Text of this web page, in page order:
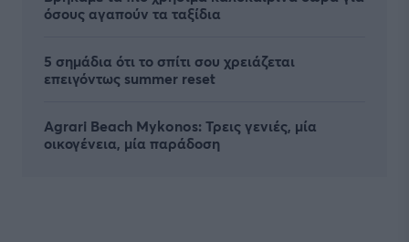
όσους αγαπούν τα ταξίδια
5 σημάδια ότι το σπίτι σου χρειάζεται
επειγόντως summer reset
Agrari Beach Mykonos: Τρεις γενιές, μία
οικογένεια, μία παράδοση